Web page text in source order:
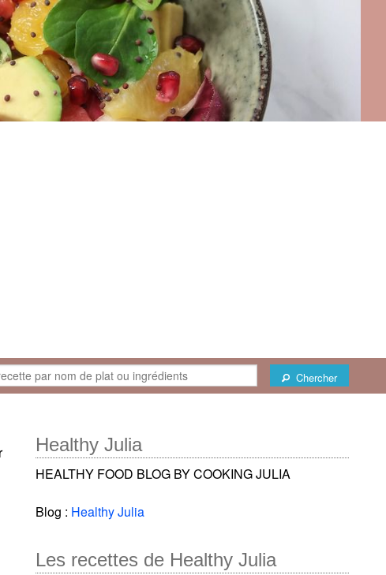
Chercher
Healthy Julia
HEALTHY FOOD BLOG BY COOKING JULIA
Blog : Healthy Julia
Les recettes de Healthy Julia